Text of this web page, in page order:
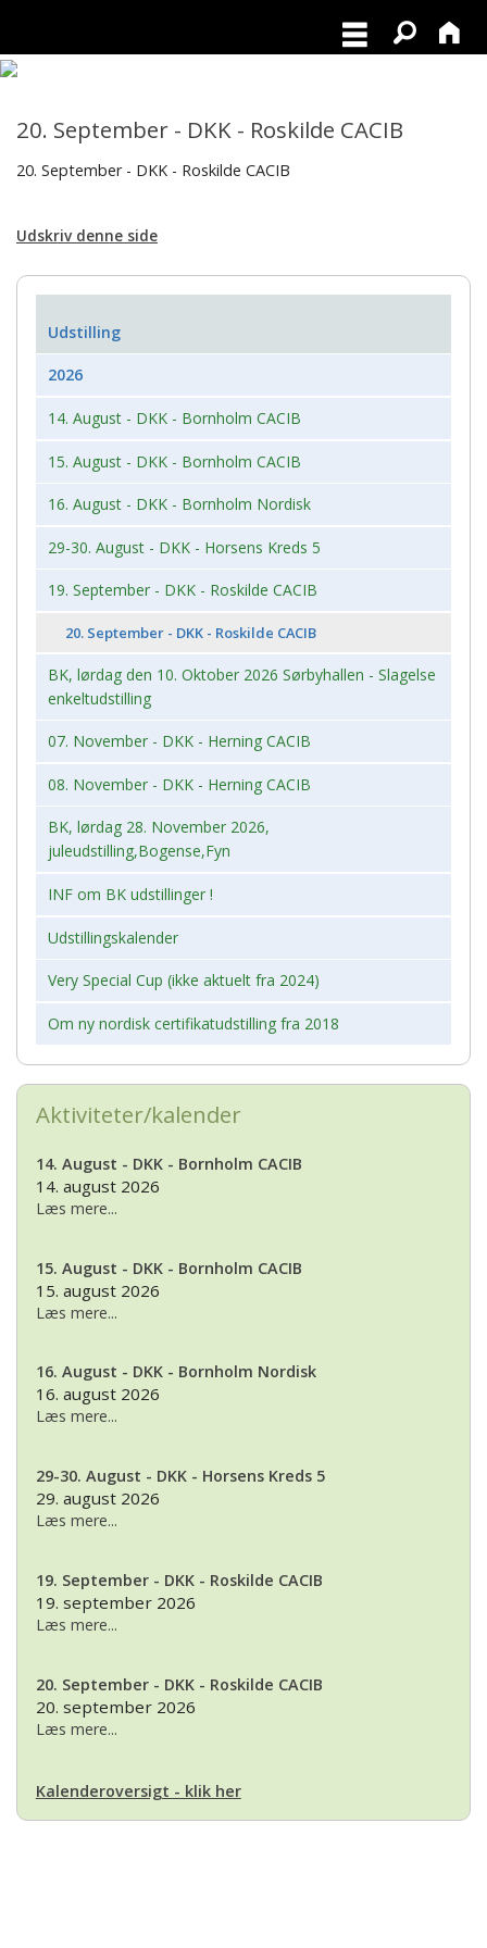
20. September - DKK - Roskilde CACIB
20. September - DKK - Roskilde CACIB
Udskriv denne side
Udstilling
2026
14. August - DKK - Bornholm CACIB
15. August - DKK - Bornholm CACIB
16. August - DKK - Bornholm Nordisk
29-30. August - DKK - Horsens Kreds 5
19. September - DKK - Roskilde CACIB
20. September - DKK - Roskilde CACIB
BK, lørdag den 10. Oktober 2026 Sørbyhallen - Slagelse
enkeltudstilling
07. November - DKK - Herning CACIB
08. November - DKK - Herning CACIB
BK, lørdag 28. November 2026,
juleudstilling,Bogense,Fyn
INF om BK udstillinger !
Udstillingskalender
Very Special Cup (ikke aktuelt fra 2024)
Om ny nordisk certifikatudstilling fra 2018
Aktiviteter/kalender
14. August - DKK - Bornholm CACIB
14. august 2026
Læs mere...
15. August - DKK - Bornholm CACIB
15. august 2026
Læs mere...
16. August - DKK - Bornholm Nordisk
16. august 2026
Læs mere...
29-30. August - DKK - Horsens Kreds 5
29. august 2026
Læs mere...
19. September - DKK - Roskilde CACIB
19. september 2026
Læs mere...
20. September - DKK - Roskilde CACIB
20. september 2026
Læs mere...
Kalenderoversigt - klik her